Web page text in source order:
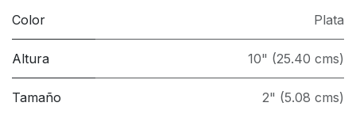
Color Plata
Altura 10" (25.40 cms)
Tamaño 2" (5.08 cms)